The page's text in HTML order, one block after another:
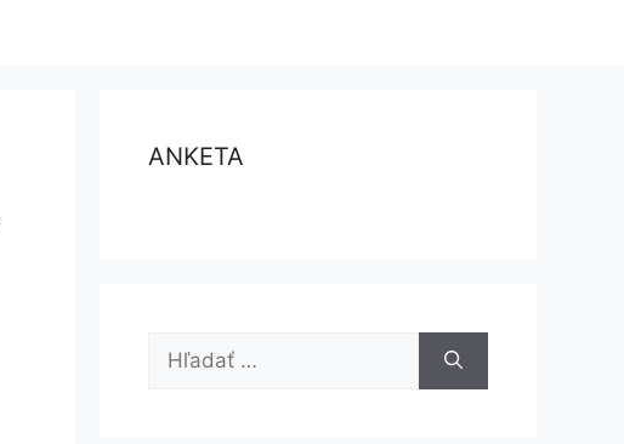
ANKETA
Hľadať: